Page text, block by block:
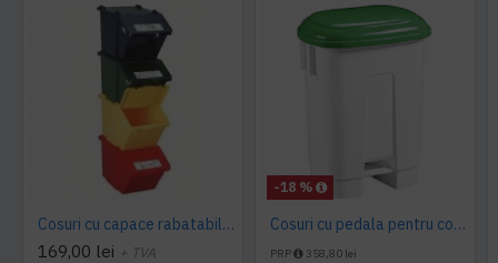
Cosuri cu capace rabatabile 45L, colectare selectiva - pret per cos
169,00 lei + TVA
-18 %
Cosuri cu pedala pentru colectarea selectiva 30, 60L, rosu, galben, verbe, albastru, alb
PRP 358,80 lei